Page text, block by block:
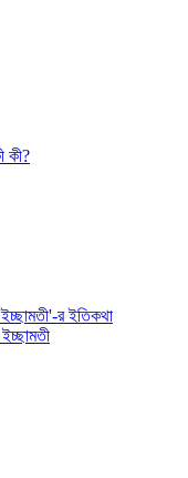
কী?
র ইতিকথা